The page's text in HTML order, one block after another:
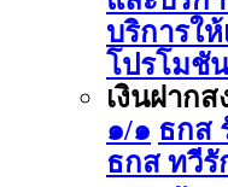
บริการใ
โปรโมชั
เงินฝาก
๑/๑ ธกส
ธกส ทวีรั